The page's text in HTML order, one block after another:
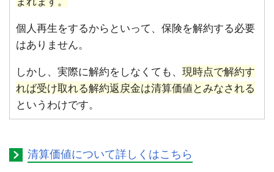
個人再生をするからといって、保険を解約する必要
はありません。
しかし、実際に解約をしなくても、 現時点で解約す
れば受け取れる解約返戻金は清算価値とみなされる
というわけです。
清算価値について詳しくはこちら